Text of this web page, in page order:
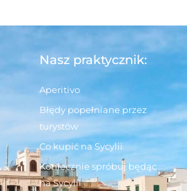
Nasz praktycznik:
Aperitivo
Błędy popełniane przez
turystów
Co kupić na Sycylii
Koniecznie spróbuj będąc
na Sycylii